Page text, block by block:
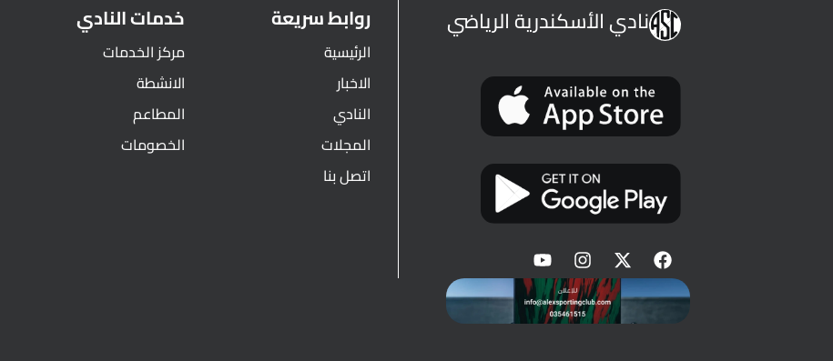
نادي الأسكندرية الرياضي روابط سريعة
الرئيسية
الاخبار
النادي
المجلات
اتصل بنا
خدمات النادي
مركز الخدمات
الانشطة
المطاعم
الخصومات